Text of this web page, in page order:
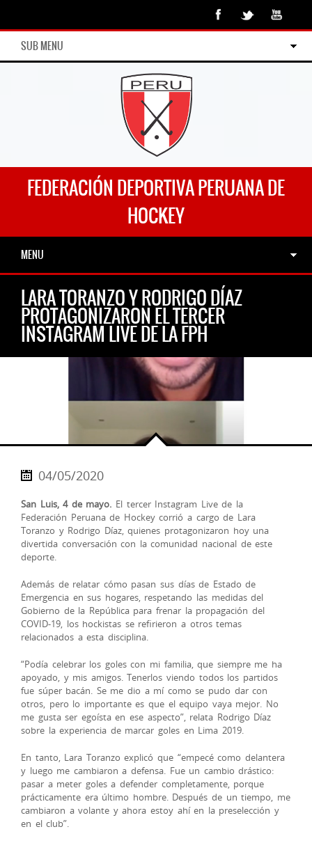
SUB MENU
FEDERACIÓN DEPORTIVA PERUANA DE
HOCKEY
MENU
LARA TORANZO Y RODRIGO DÍAZ
PROTAGONIZARON EL TERCER
INSTAGRAM LIVE DE LA FPH
04/05/2020
San Luis, 4 de mayo. El tercer Instagram Live de la
Federación Peruana de Hockey corrió a cargo de Lara
Toranzo y Rodrigo Díaz, quienes protagonizaron hoy una
divertida conversación con la comunidad nacional de este
deporte.
Además de relatar cómo pasan sus días de Estado de
Emergencia en sus hogares, respetando las medidas del
Gobierno de la República para frenar la propagación del
COVID-19, los hockistas se refirieron a otros temas
relacionados a esta disciplina.
“Podía celebrar los goles con mi familia, que siempre me ha
apoyado, y mis amigos. Tenerlos viendo todos los partidos
fue súper bacán. Se me dio a mí como se pudo dar con
otros, pero lo importante es que el equipo vaya mejor. No
me gusta ser egoísta en ese aspecto”, relata Rodrigo Díaz
sobre la experiencia de marcar goles en Lima 2019.
En tanto, Lara Toranzo explicó que “empecé como delantera
y luego me cambiaron a defensa. Fue un cambio drástico:
pasar a meter goles a defender completamente, porque
prácticamente era último hombre. Después de un tiempo, me
cambiaron a volante y ahora estoy ahí en la preselección y
en el club”.